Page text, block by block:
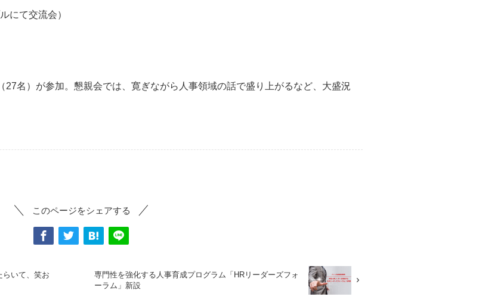
にて交流会）
27名）が参加。懇親会では、寛ぎながら人事領域の話で盛り上がるなど、大盛況
このページをシェアする
らいて、笑お
専門性を強化する人事育成プログラム「HRリーダーズフォ
ーラム」新設